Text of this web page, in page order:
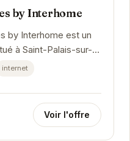
by Interhome
by Interhome est un
à Saint-Palais-sur-
en bord de mer...
internet
Voir l'offre